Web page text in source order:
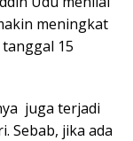
meningkat
15
juga terjadi
Sebab, jika ada